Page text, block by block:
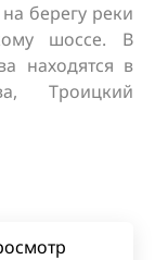
берегу реки
шоссе. В
находятся в
Троицкий